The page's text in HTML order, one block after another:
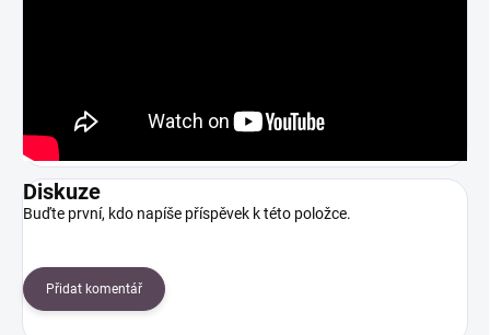
Diskuze
Buďte první, kdo napíše příspěvek k této položce.
Přidat komentář